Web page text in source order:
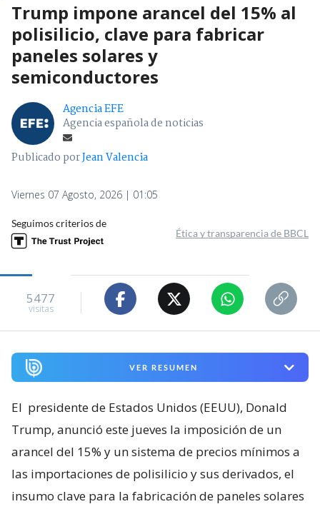
Trump impone arancel del 15% al
polisilicio, clave para fabricar
paneles solares y
semiconductores
Agencia EFE
Agencia española de noticias
Publicado porJean Valencia
Viernes 07 Agosto, 2026 | 01:05
Seguimos criterios de
Ética y transparencia de BBCL
5477
visitas
VER RESUMEN
El presidente de Estados Unidos (EEUU), Donald
Trump, anunció este jueves la imposición de un
arancel del 15% y un sistema de precios mínimos a
las importaciones de polisilicio y sus derivados, el
insumo clave para la fabricación de paneles solares